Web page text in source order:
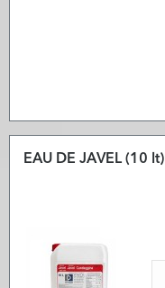
EAU DE JAVEL (10 lt)